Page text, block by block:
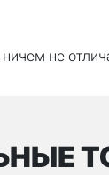
ничем не